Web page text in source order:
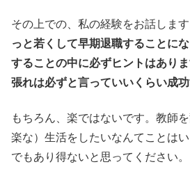
その上での、私の経験をお話します
っと若くして早期退職することに
することの中に必ずヒントはあり
張れは必ずと言っていいくらい成功
もちろん、楽ではないです。教師
楽な）生活をしたいなんてことは
でもあり得ないと思ってください。